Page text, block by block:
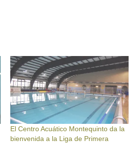
El Centro Acuático Montequinto da la
bienvenida a la Liga de Primera